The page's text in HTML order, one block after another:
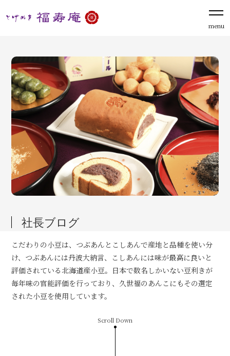
menu
社長ブログ
こだわりの小豆は、つぶあんとこしあんで産地と品種を使い分
け、つぶあんには丹波大納言、こしあんには味が最高に良いと
評価されている北海道産小豆。日本で数名しかいない豆利きが
毎年味の官能評価を行っており、久世福のあんこにもその選定
された小豆を使用しています。
Scroll Down